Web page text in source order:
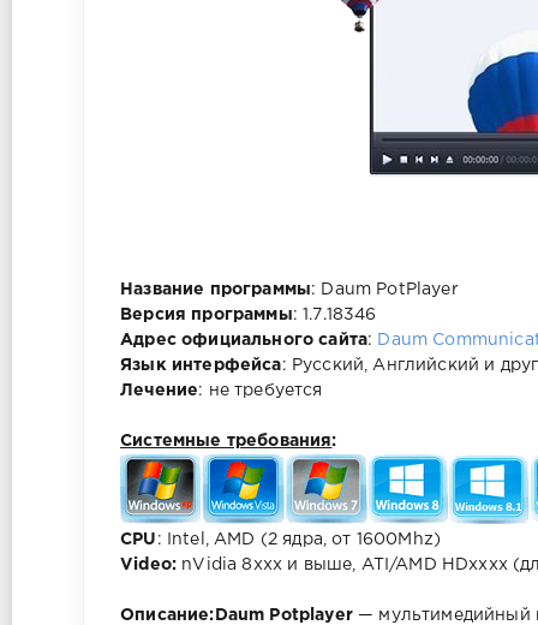
Название программы: Daum PotPlayer
Версия программы: 1.7.18346
Адрес официального сайта:
Daum
Язык интерфейса: Русский, Английский и
Лечение: не требуется
Системные требования:
CPU : Intel, AMD (2 ядра, от 1600Mhz)
Video: nVidia 8xxx и выше, ATI/AMD HDxxxx
Описание: Daum Potplayer— мультимедийный